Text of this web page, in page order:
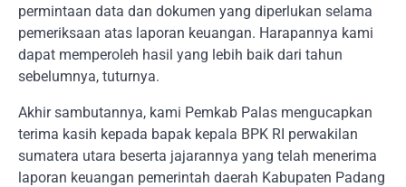
permintaan data dan dokumen yang diperlukan selama
pemeriksaan atas laporan keuangan. Harapannya kami
dapat memperoleh hasil yang lebih baik dari tahun
sebelumnya, tuturnya.
Akhir sambutannya, kami Pemkab Palas mengucapkan
terima kasih kepada bapak kepala BPK RI perwakilan
sumatera utara beserta jajarannya yang telah menerima
laporan keuangan pemerintah daerah Kabupaten Padang